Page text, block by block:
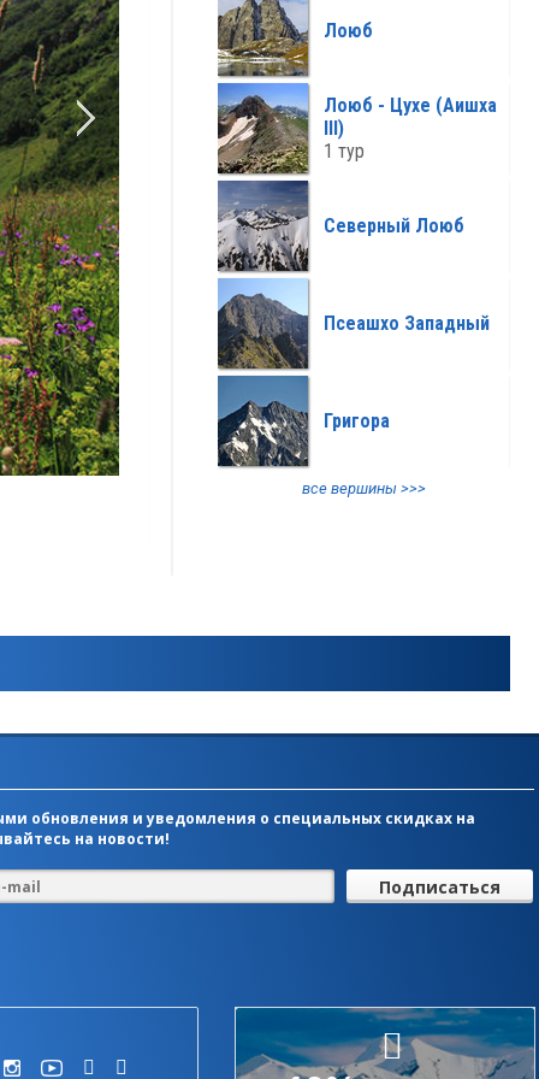
Лоюб
Лоюб - Цухе (Аишха
III)
1 тур
Северный Лоюб
Псеашхо Западный
Григора
все вершины >>>
обновления и уведомления о специальных скидках на
на новости!